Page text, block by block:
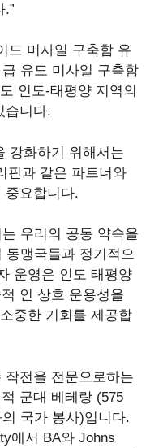
드 미사일 구축함 유
유도 미사일 구축함
인도-태평양 지역의
습니다.
강화하기 위해서는
핀과 같은 파트너와
중요합니다.
우리의 공동 약속을
동맹국들과 정기적으
운영은 인도 태평양
인 상호 운용성을
중한 기회를 제공합
작전을 전문으로하는
군대 베테랑 (575
국가 봉사)입니다.
에서 BA와 Johns